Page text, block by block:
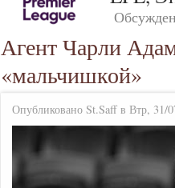
Агент Чарли
«мальчишкой»
Опубликовано St.Saff в Втр, 31/